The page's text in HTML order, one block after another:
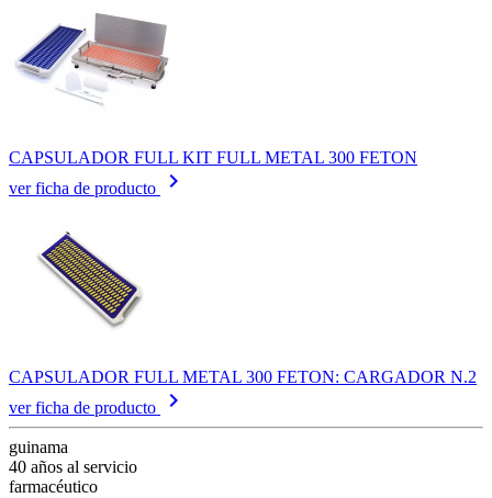
CAPSULADOR FULL KIT FULL METAL 300 FETON
ver ficha de producto
keyboard_arrow_right
CAPSULADOR FULL METAL 300 FETON: CARGADOR N.2
ver ficha de producto
keyboard_arrow_right
guinama
40 años al servicio
farmacéutico